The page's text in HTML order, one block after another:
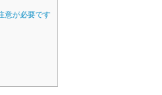
意が必要です